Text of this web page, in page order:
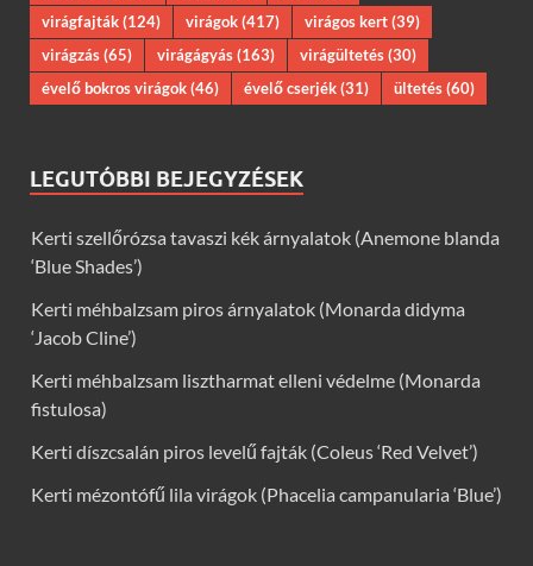
virágfajták(124) virágok(417) virágos kert(39)
virágzás(65) virágágyás(163) virágültetés(30)
évelő bokros virágok(46) évelő cserjék(31) ültetés(60)
LEGUTÓBBI BEJEGYZÉSEK
Kerti szellőrózsa tavaszi kék árnyalatok (Anemone blanda
‘Blue Shades’)
Kerti méhbalzsam piros árnyalatok (Monarda didyma
‘Jacob Cline’)
Kerti méhbalzsam lisztharmat elleni védelme (Monarda
fistulosa)
Kerti díszcsalán piros levelű fajták (Coleus ‘Red Velvet’)
Kerti mézontófű lila virágok (Phacelia campanularia ‘Blue’)